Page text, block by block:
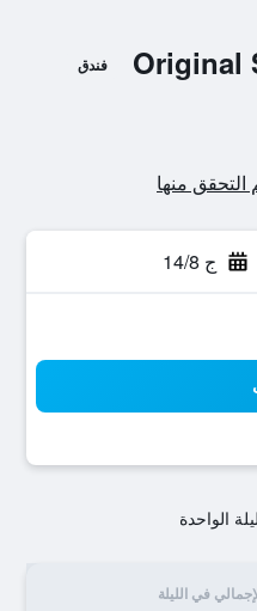
Original فندق
ج 14/8
الواحدة
في الليلة